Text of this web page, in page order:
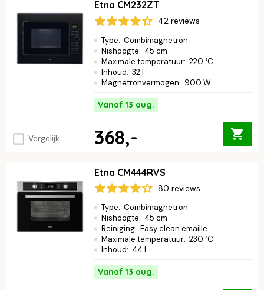
Vergelijk
Etna CM232ZT
42 reviews
Type: Combimagnetron
Nishoogte: 45 cm
Maximale temperatuur: 220 °C
Inhoud: 32 l
Magnetronvermogen: 900 W
Vanaf 13 aug.
368,-
Etna CM444RVS
80 reviews
Type: Combimagnetron
Nishoogte: 45 cm
Reiniging: Easy clean emaille
Maximale temperatuur: 230 °C
Inhoud: 44 l
Vanaf 13 aug.